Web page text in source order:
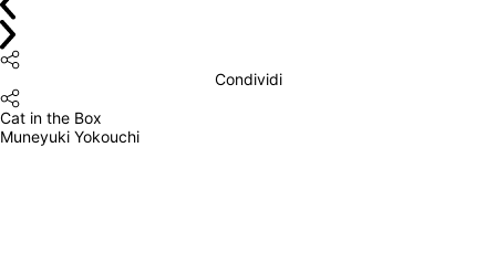
Condividi
Cat in the Box
Muneyuki Yokouchi